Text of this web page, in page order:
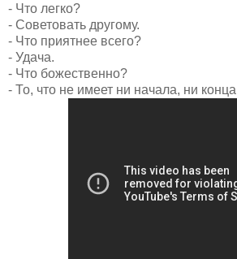
- Что легко?
- Советовать другому.
- Что приятнее всего?
- Удача.
- Что божественно?
- То, что не имеет ни начала, ни конца